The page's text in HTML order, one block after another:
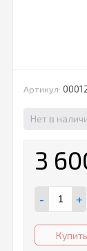
Артикул:
Нет в
3
- +